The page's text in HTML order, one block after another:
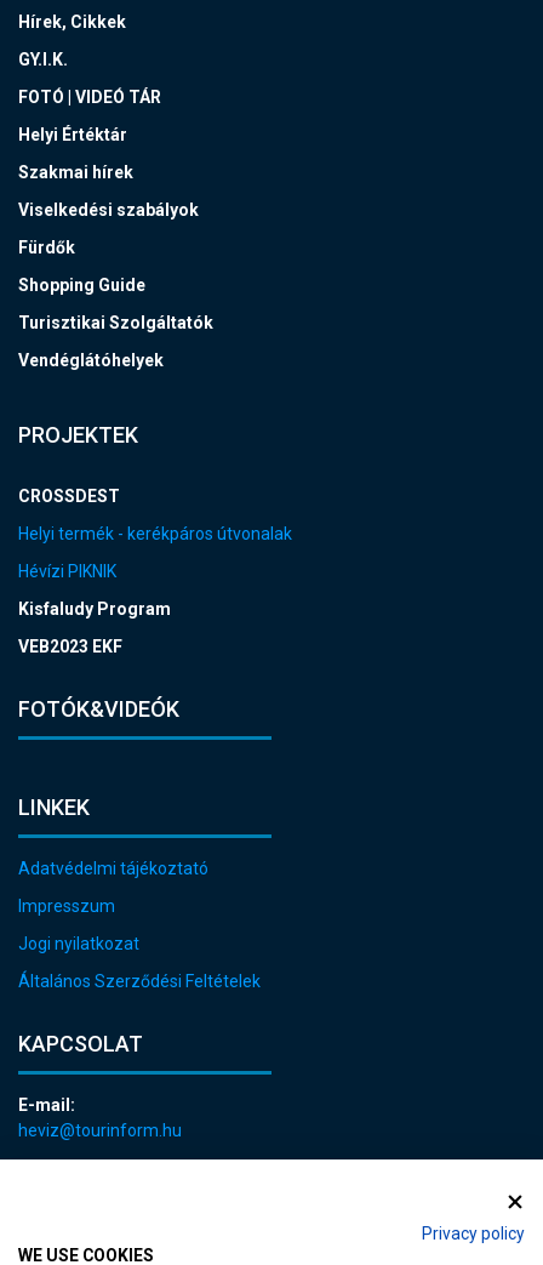
Privacy policy
WE USE COOKIES
Hírek, Cikkek
GY.I.K.
FOTÓ | VIDEÓ TÁR
Helyi Értéktár
Szakmai hírek
Viselkedési szabályok
Fürdők
Shopping Guide
Turisztikai Szolgáltatók
Vendéglátóhelyek
PROJEKTEK
CROSSDEST
Helyi termék - kerékpáros útvonalak
Hévízi PIKNIK
Kisfaludy Program
VEB2023 EKF
FOTÓK&VIDEÓK
LINKEK
Adatvédelmi tájékoztató
Impresszum
Jogi nyilatkozat
Általános Szerződési Feltételek
KAPCSOLAT
E-mail:
heviz@tourinform.hu